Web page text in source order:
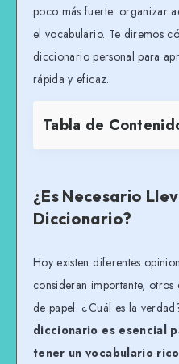
poco más fuerte: organizar
el vocabulario. Te diremos
diccionario personal para
rápida y eficaz.
Tabla de
¿Es Necesario
Diccionario?
Hoy existen diferentes
consideran importante,
de papel. ¿Cuál es la
diccionario es esencial
tener un vocabulario rico